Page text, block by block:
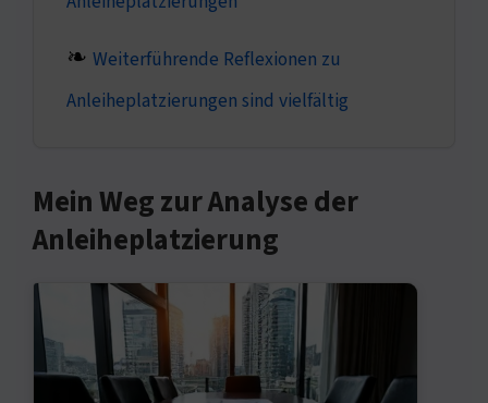
Weiterführende Reflexionen zu
Anleiheplatzierungen sind vielfältig
Mein Weg zur Analyse der
Anleiheplatzierung